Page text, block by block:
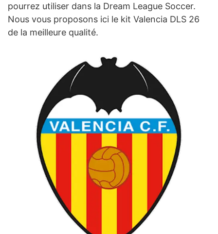
pourrez utiliser dans la Dream League Soccer.
Nous vous proposons ici le kit Valencia DLS 26
de la meilleure qualité.